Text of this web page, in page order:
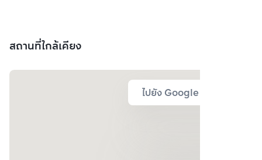
สถานที่ใกล้เคียง
ไปยัง Google Map